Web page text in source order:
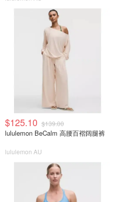
$125.10 $139.00
lululemon BeCalm 高腰百褶阔腿裤
lululemon AU